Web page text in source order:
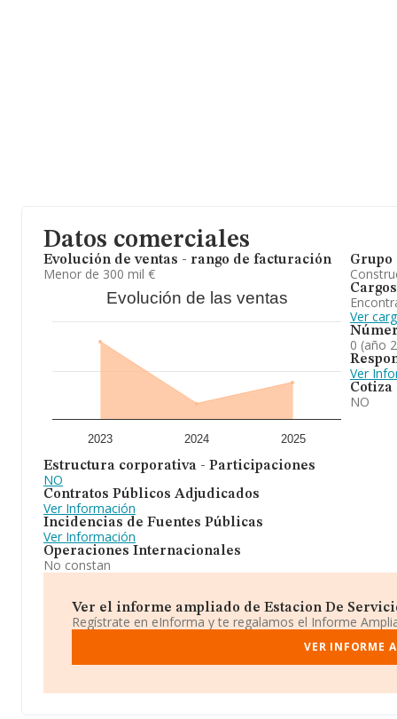
Datos comerciales
Evolución de ventas - rango de facturación
Menor de 300 mil €
Evolución de las ventas
2023 2024 2025
Estructura corporativa - Participaciones
NO
Contratos Públicos Adjudicados
Ver Información
Incidencias de Fuentes Públicas
Ver Información
Operaciones Internacionales
No constan
Grupo
Cargos
Ver
0 (año
Ver
Cotiza
NO
Ver el informe ampliado de Estacion De
Regístrate en eInforma y te regalamos el Informe
VER INFORME